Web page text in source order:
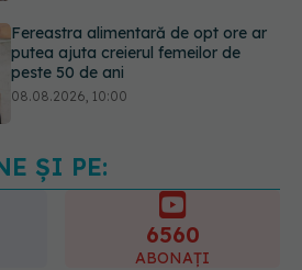
5 mituri despre menstruație pe care
să nu le mai crezi
ȘI PE:
6560
ABONAȚI